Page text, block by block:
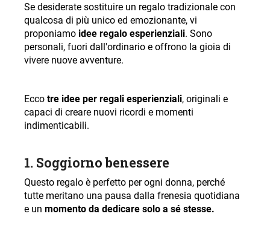
Se desiderate sostituire un regalo tradizionale con
qualcosa di più unico ed emozionante, vi
proponiamo idee regalo esperienziali. Sono
personali, fuori dall'ordinario e offrono la gioia di
vivere nuove avventure.
Ecco tre idee per regali esperienziali, originali e
capaci di creare nuovi ricordi e momenti
indimenticabili.
1. Soggiorno benessere
Questo regalo è perfetto per ogni donna, perché
tutte meritano una pausa dalla frenesia quotidiana
e un momento da dedicare solo a sé stesse.